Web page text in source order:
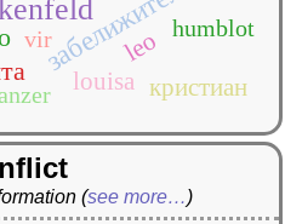
leo
louisa кристиан
humblot
vir
(see more…)